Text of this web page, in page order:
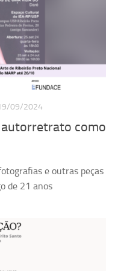
09/2024
como
e outras peças
de 21 anos